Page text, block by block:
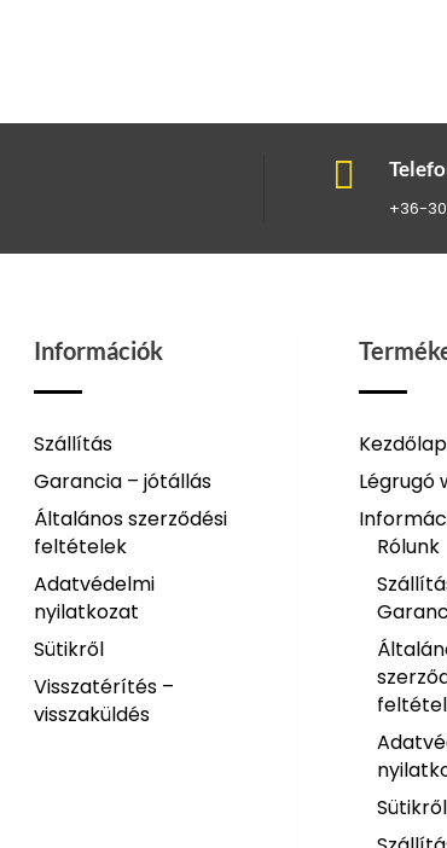

+36-
Információk
Szállítás
Garancia – jótállás
Általános szerződési
feltételek
Adatvédelmi
nyilatkozat
Sütikről
Visszatérítés –
visszaküldés
Kezdőlap
Légrugó
Rólunk
Sütikről